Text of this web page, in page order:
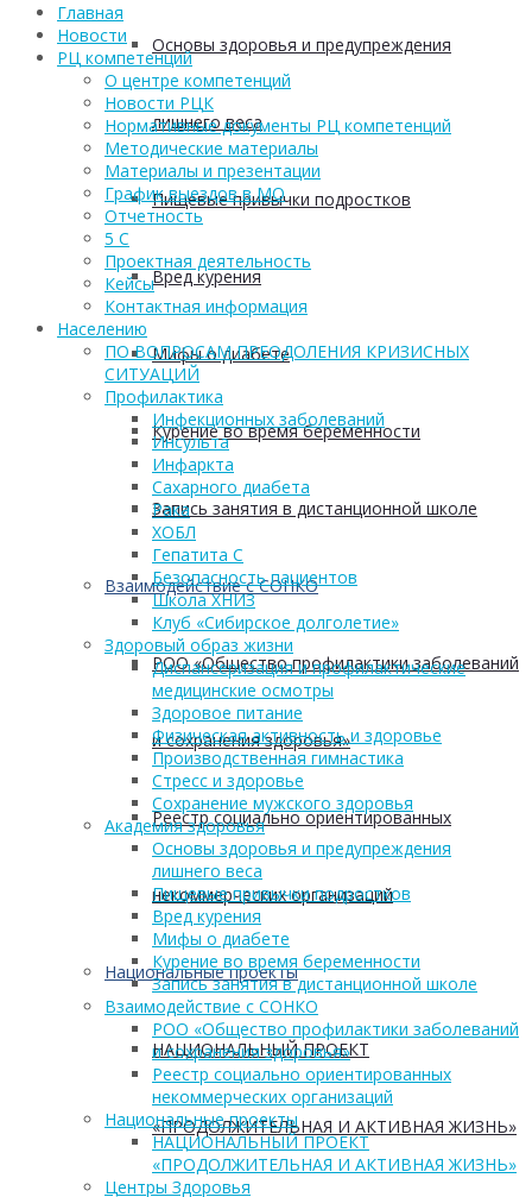
Основы здоровья и предупреждения
лишнего веса
Пищевые привычки подростков
Вред курения
Мифы о диабете
Курение во время беременности
Запись занятия в дистанционной школе
Взаимодействие с СОНКО
РОО «Общество профилактики заболеваний
и сохранения здоровья»
Реестр социально ориентированных
некоммерческих организаций
Национальные проекты
НАЦИОНАЛЬНЫЙ ПРОЕКТ
«ПРОДОЛЖИТЕЛЬНАЯ И АКТИВНАЯ ЖИЗНЬ»
Главная
Новости
РЦ компетенций
О центре компетенций
Новости РЦК
Нормативные документы РЦ компетенций
Методические материалы
Материалы и презентации
График выездов в МО
Отчетность
5 С
Проектная деятельность
Кейсы
Контактная информация
Населению
ПО ВОПРОСАМ ПРЕОДОЛЕНИЯ КРИЗИСНЫХ
СИТУАЦИЙ
Профилактика
Инфекционных заболеваний
Инсульта
Инфаркта
Сахарного диабета
Рака
ХОБЛ
Гепатита С
Безопасность пациентов
Школа ХНИЗ
Клуб «Сибирское долголетие»
Здоровый образ жизни
Диспансеризация и профилактические
медицинские осмотры
Здоровое питание
Физическая активность и здоровье
Производственная гимнастика
Стресс и здоровье
Сохранение мужского здоровья
Академия здоровья
Основы здоровья и предупреждения
лишнего веса
Пищевые привычки подростков
Вред курения
Мифы о диабете
Курение во время беременности
Запись занятия в дистанционной школе
Взаимодействие с СОНКО
РОО «Общество профилактики заболеваний
и сохранения здоровья»
Реестр социально ориентированных
некоммерческих организаций
Национальные проекты
НАЦИОНАЛЬНЫЙ ПРОЕКТ
«ПРОДОЛЖИТЕЛЬНАЯ И АКТИВНАЯ ЖИЗНЬ»
Центры Здоровья